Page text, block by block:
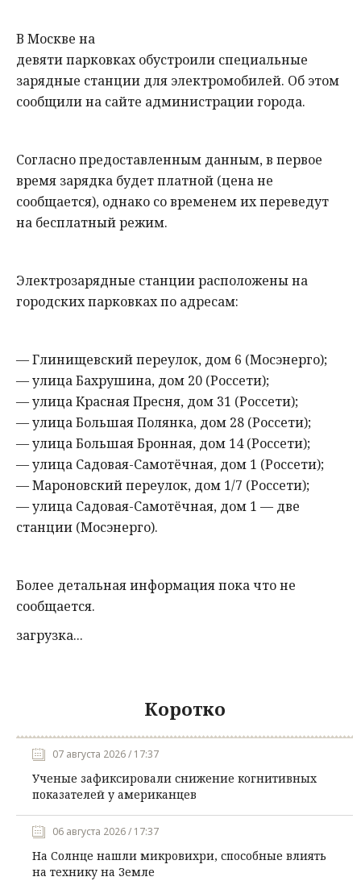
В Москве на
девяти парковках обустроили специальные
зарядные станции для электромобилей. Об этом
сообщили на сайте администрации города.
Согласно предоставленным данным, в первое
время зарядка будет платной (цена не
сообщается), однако со временем их переведут
на бесплатный режим.
Электрозарядные станции расположены на
городских парковках по адресам:
— Глинищевский переулок, дом 6 (Мосэнерго);
— улица Бахрушина, дом 20 (Россети);
— улица Красная Пресня, дом 31 (Россети);
— улица Большая Полянка, дом 28 (Россети);
— улица Большая Бронная, дом 14 (Россети);
— улица Садовая-Самотёчная, дом 1 (Россети);
—Мароновскийпереулок, дом 1/7 (Россети);
— улица Садовая-Самотёчная, дом 1 — две
станции (Мосэнерго).
Более детальная информация пока что не
сообщается.
загрузка...
Коротко
07 августа 2026 / 17:37
Ученые зафиксировали снижение когнитивных
показателей у американцев
06 августа 2026 / 17:37
На Солнце нашли микровихри, способные влиять
на технику на Земле